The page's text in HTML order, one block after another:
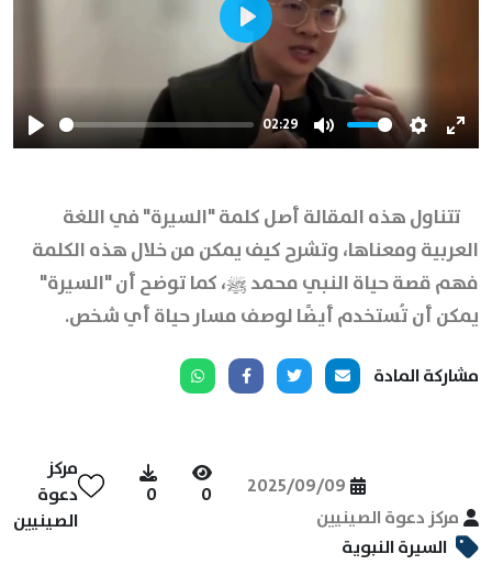
Play
02:29
Mute Settings
Play
تتناول هذه المقالة أصل كلمة "السيرة" في اللغة
العربية ومعناها، وتشرح كيف يمكن من خلال هذه الكلمة
فهم قصة حياة النبي محمد ﷺ، كما توضح أن "السيرة"
يمكن أن تُستخدم أيضًا لوصف مسار حياة أي شخص.
مشاركة المادة
مركز دعوة الصينيين
2025/09/09
0
0
مركز
دعوة
الصينيين
السيرة النبوية